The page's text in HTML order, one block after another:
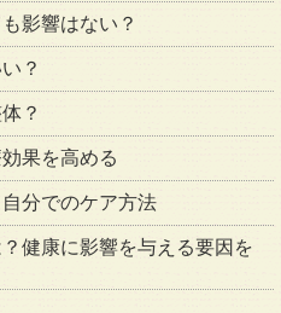
影響はない？
？
？
果を高める
分でのケア方法
健康に影響を与える要因を